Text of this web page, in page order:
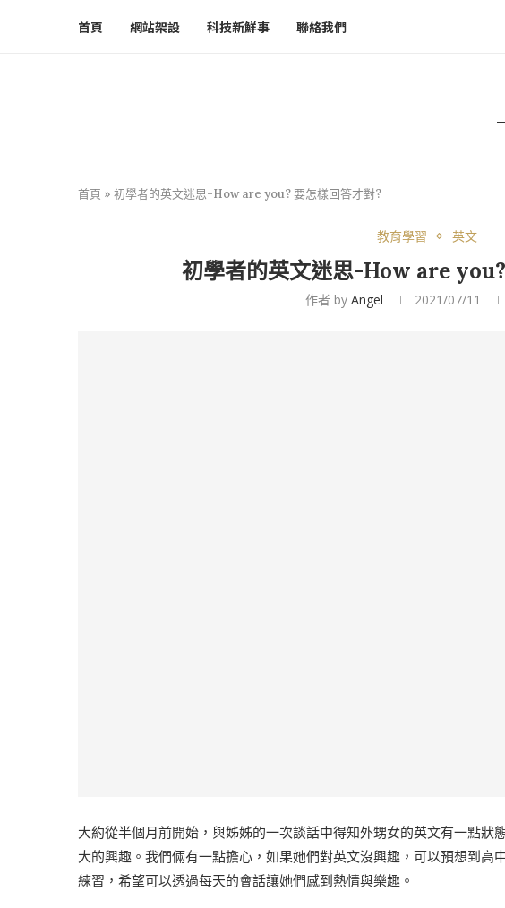
首頁 網站架設 科技新鮮事 聯絡我們
首頁 » 初學者的英文迷思-How are you? 要怎樣回答才對?
教育學習 英文
初學者的英文迷思-How are
作者 byAngel 2021/07/11
大約從半個月前開始，與姊姊的一次談話中得知外甥女的英文有一點狀
大的興趣。我們倆有一點擔心，如果她們對英文沒興趣，可以預想到高
練習，希望可以透過每天的會話讓她們感到熱情與樂趣。